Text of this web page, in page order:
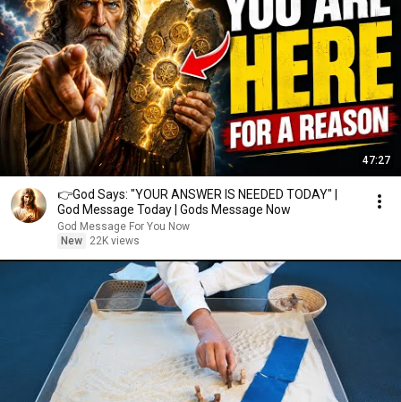
47:27
👉God Says: "YOUR ANSWER IS NEEDED TODAY" |
God Message Today | Gods Message Now
God Message For You Now
New
22K views